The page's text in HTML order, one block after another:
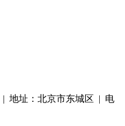
| 地址：北京市东城区 | 电